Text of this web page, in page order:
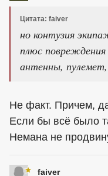
Цитата: faiver
но контузия
плюс
антенны,
Не факт. Причем,
Если бы всё было
Немана не
faiver